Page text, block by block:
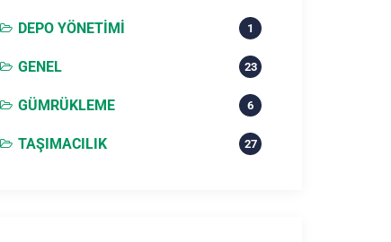
DEPO YÖNETIMI 1
GENEL 23
GÜMRÜKLEME 6
TAŞIMACILIK 27